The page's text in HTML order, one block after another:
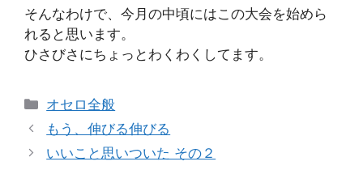
そんなわけで、今月の中頃にはこの大会を始めら
れると思います。
ひさびさにちょっとわくわくしてます。
カ
テ
リ
オセロ全般
もう、伸びる伸びる
いいこと思いついた その２